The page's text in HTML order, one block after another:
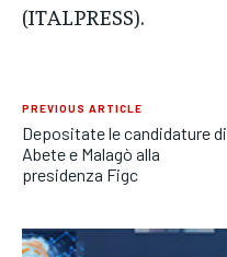
(ITALPRESS).
PREVIOUS ARTICLE
Depositate le candidature di
Abete e Malagò alla
presidenza Figc